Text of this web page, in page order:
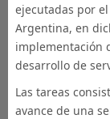
ejecutadas por
Argentina, en
implementación
desarrollo de
Las tareas
avance de una